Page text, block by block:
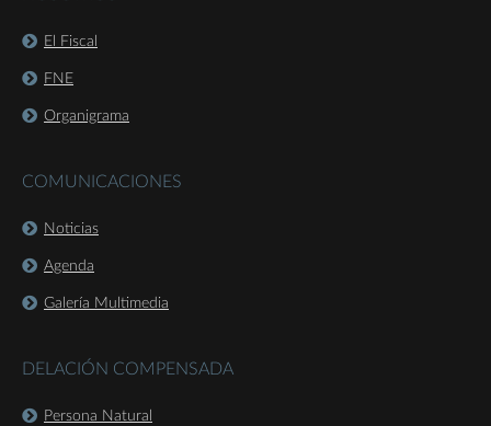
El Fiscal
FNE
Organigrama
COMUNICACIONES
Noticias
Agenda
Galería Multimedia
DELACIÓN COMPENSADA
Persona Natural